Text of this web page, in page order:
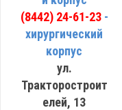
(8442) 24-61-23 -
хирургический
корпус
ул.
Тракторостроит
елей, 13